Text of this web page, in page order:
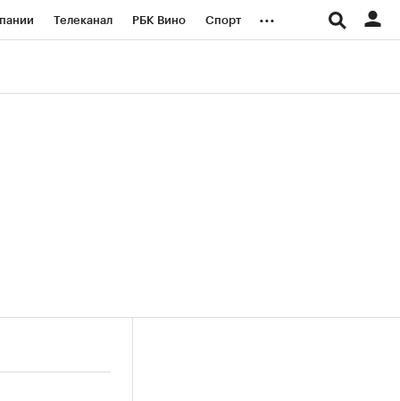
Телеканал РБК Вино Спорт ...